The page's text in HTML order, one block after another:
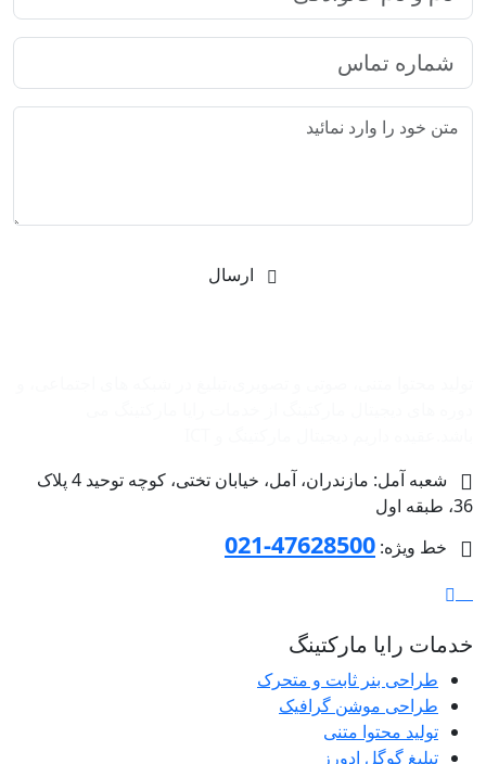
شعبه آمل: مازندران، آمل، خیابان تختی، کوچه توحید 4 پلاک
36، طبقه اول
خط ویژه: 47628500-021
خدمات رایا مارکتینگ
طراحی بنر ثابت و متحرک
طراحی موشن گرافیک
تولید محتوا متنی
تبلیغ گوگل ادورز